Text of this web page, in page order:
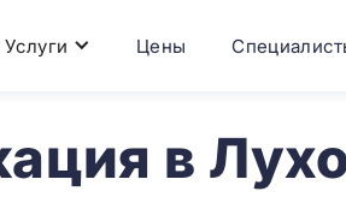
Услуги Цены
в